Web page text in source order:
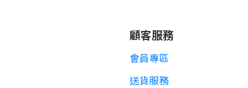
顧客服務
會員專區
送貨服務